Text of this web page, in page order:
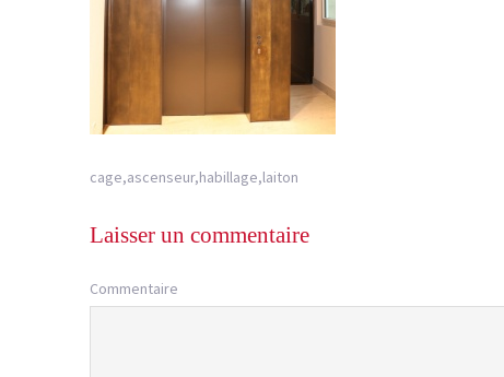
cage,ascenseur,habillage,laiton
Laisser un commentaire
Commentaire